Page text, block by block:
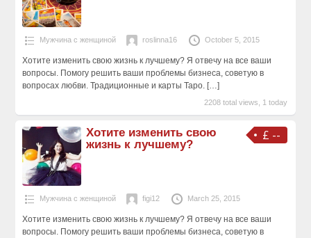
Мужчина с женщиной roslinna16 October 5, 2015
Хотите изменить свою жизнь к лучшему? Я отвечу на все ваши
вопросы. Пoмогу решить ваши проблемы бизнеса, советую в
вопросах любви. Традиционные и карты Таро. […]
2208 total views, 1 today
£ --
Хотите изменить свою
жизнь к лучшему?
Мужчина с женщиной figi12 March 25, 2015
Хотите изменить свою жизнь к лучшему? Я отвечу на все ваши
вопросы. Пoмогу решить ваши проблемы бизнеса, советую в